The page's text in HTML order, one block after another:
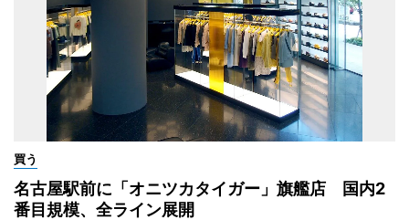
買う
名古屋駅前に「オニツカタイガー」旗艦店 国内2
番目規模、全ライン展開